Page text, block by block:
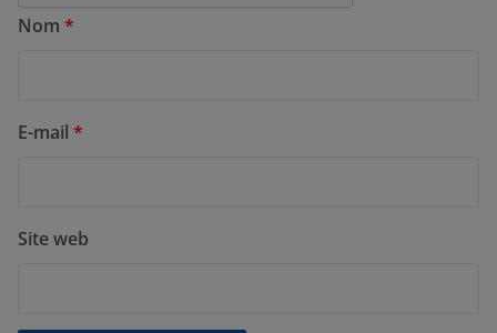
Nom *
E-mail *
Site web